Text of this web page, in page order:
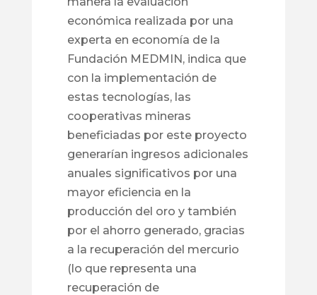
económica realizada por una
experta en economía de la
Fundación MEDMIN, indica que
con la implementación de
estas tecnologías, las
cooperativas mineras
beneficiadas por este proyecto
generarían ingresos adicionales
anuales significativos por una
mayor eficiencia en la
producción del oro y también
por el ahorro generado, gracias
a la recuperación del mercurio
(lo que representa una
recuperación de